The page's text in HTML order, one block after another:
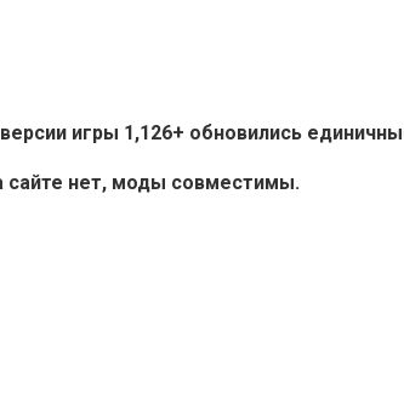
игры 1,126+ обновились
сайте нет, моды совместимы.